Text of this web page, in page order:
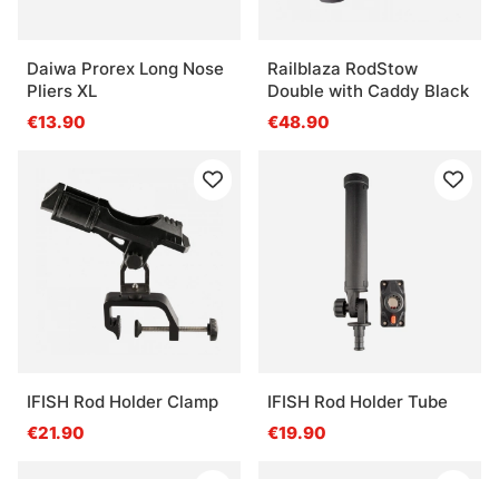
Daiwa Prorex Long Nose
Pliers XL
€13.90
Railblaza RodStow
Double with Caddy Black
€48.90
IFISH Rod Holder Clamp
€21.90
IFISH Rod Holder Tube
€19.90